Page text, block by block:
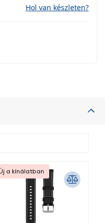
Hol van készleten?
a kínálatban